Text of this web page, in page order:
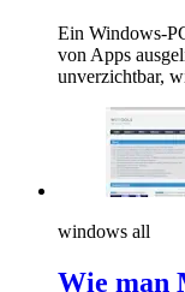
Ein Windows-
von Apps
unverzichtbar,
windows all
Wie man